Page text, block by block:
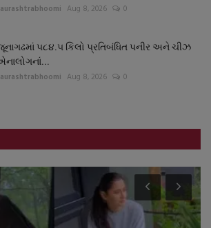
Aug 8, 2026 0
૫૮૪.૫ કિલો પ્રતિબંધિત પનીર અને ચીઝ
Aug 8, 2026 0